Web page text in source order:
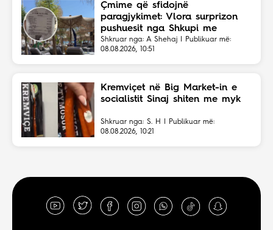
Çmime që sfidojnë
paragjykimet: Vlora surprizon
pushuesit nga Shkupi me
faturën ekonomike
Shkruar nga: A Shehaj | Publikuar më:
08.08.2026, 10:51
Kremviçet në Big Market-in e
socialistit Sinaj shiten me myk
Shkruar nga: S. H | Publikuar më:
08.08.2026, 10:21